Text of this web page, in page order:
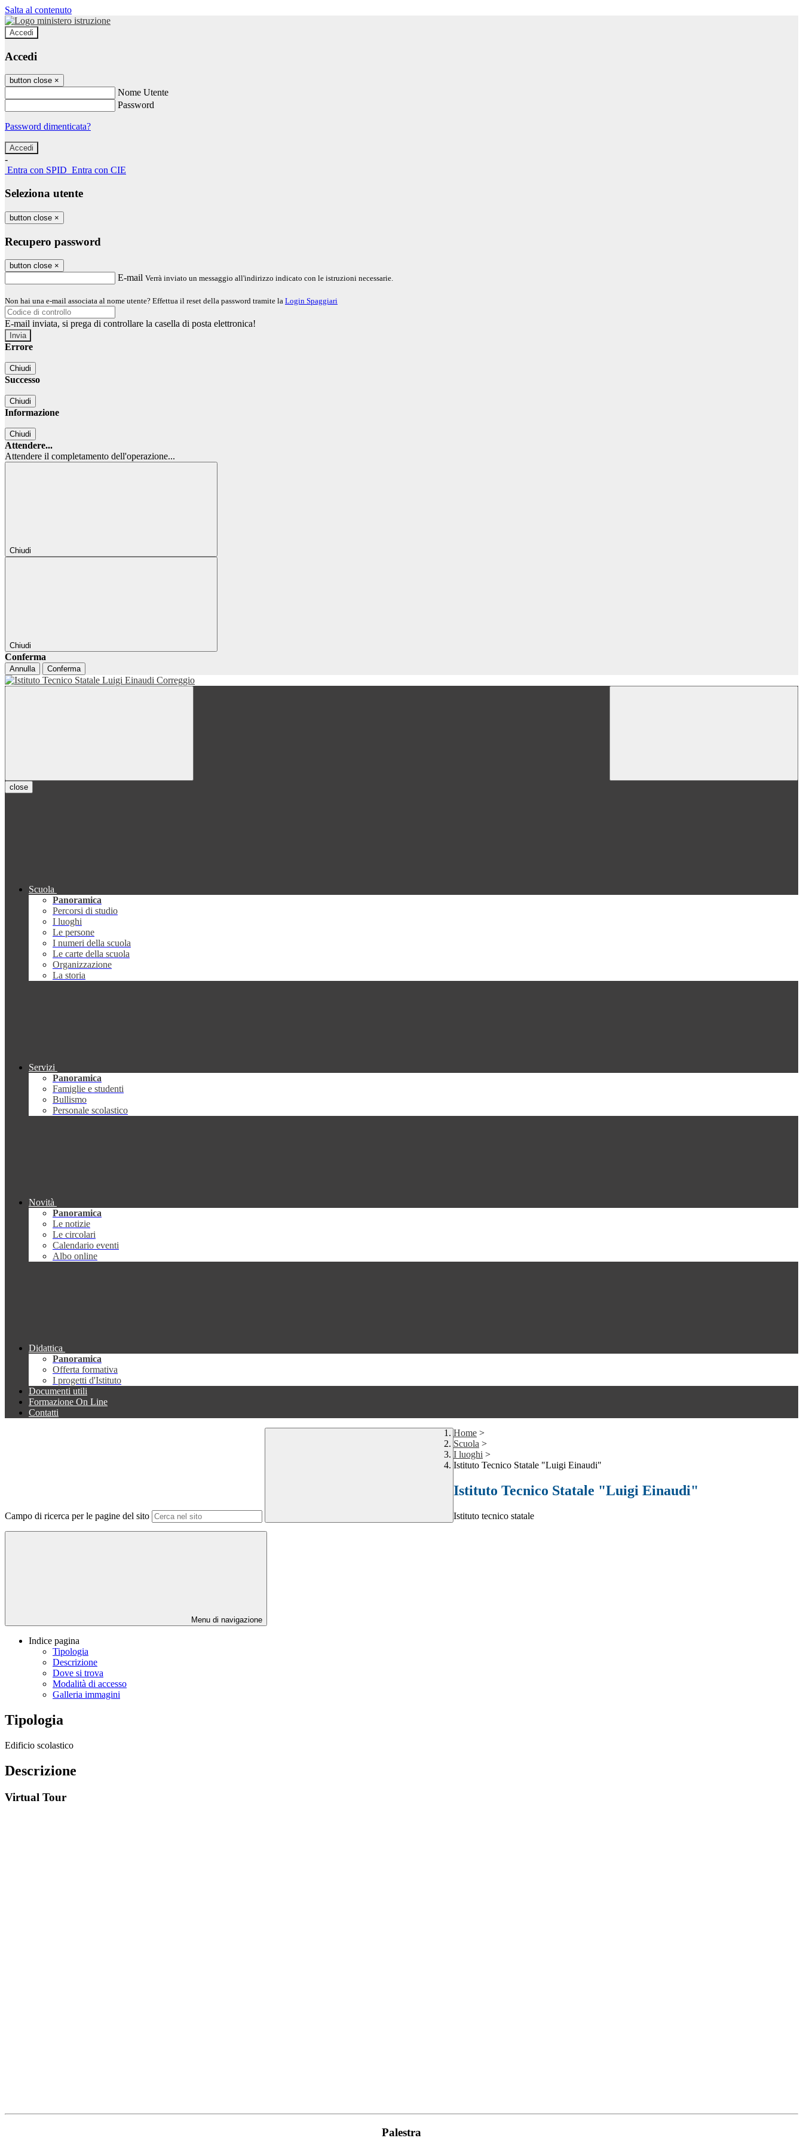
Salta al contenuto
Accedi
Accedi
button close ×
Nome Utente
Password
Password dimenticata?
-
Entra con SPID Entra con CIE
Seleziona utente
button close ×
Recupero password
button close ×
E-mail Verrà inviato un messaggio all'indirizzo indicato con le istruzioni necessarie.
Non hai una e-mail associata al nome utente? Effettua il reset della password tramite la Login Spaggiari
E-mail inviata, si prega di controllare la casella di posta elettronica!
Errore
Chiudi
Successo
Chiudi
Informazione
Chiudi
Attendere...
Attendere il completamento dell'operazione...
Chiudi
Chiudi
Conferma
Annulla Conferma
close
Scuola
Panoramica
Percorsi di studio
I luoghi
Le persone
I numeri della scuola
Le carte della scuola
Organizzazione
La storia
Servizi
Panoramica
Famiglie e studenti
Bullismo
Personale scolastico
Novità
Panoramica
Le notizie
Le circolari
Calendario eventi
Albo online
Didattica
Panoramica
Offerta formativa
I progetti d'Istituto
Documenti utili
Formazione On Line
Contatti
Campo di ricerca per le pagine del sito
Home >
Scuola >
I luoghi >
Istituto Tecnico Statale "Luigi Einaudi"
Istituto Tecnico Statale "Luigi Einaudi"
Istituto tecnico statale
Menu di navigazione
Indice pagina
Tipologia
Descrizione
Dove si trova
Modalità di accesso
Galleria immagini
Tipologia
Edificio scolastico
Descrizione
Virtual Tour
Palestra